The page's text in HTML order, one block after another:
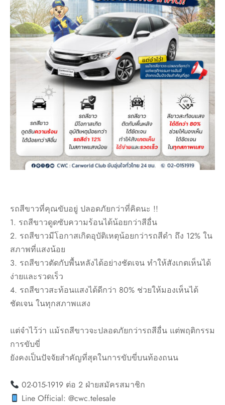
รถสีขาวที่คุณขับอยู่ ปลอดภัยกว่าที่คิดนะ !!
1. รถสีขาวดูดซับความร้อนได้น้อยกว่าสีอื่น
2. รถสีขาวมีโอกาสเกิดอุบัติเหตุน้อยกว่ารถสีดำ ถึง 12% ใน
สภาพที่แสงน้อย
3. รถสีขาวตัดกับพื้นหลังได้อย่างชัดเจน ทำให้สังเกตเห็นได้
ง่ายและรวดเร็ว
4. รถสีขาวสะท้อนแสงได้ดีกว่า 80% ช่วยให้มองเห็นได้
ชัดเจน ในทุกสภาพแสง
แต่จำไว้ว่า แม้รถสีขาวจะปลอดภัยกว่ารถสีอื่น แต่พฤติกรรม
การขับขี่
ยังคงเป็นปัจจัยสำคัญที่สุดในการขับขี่บนท้องถนน
02-015-1919 ต่อ 2 ฝ่ายสมัครสมาชิก
Line Official: @cwc.telesale